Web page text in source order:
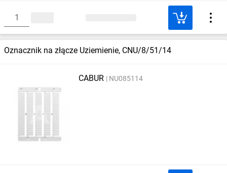
Oznacznik na złącze Uziemienie, CNU/8/51/14
CABUR NU085114